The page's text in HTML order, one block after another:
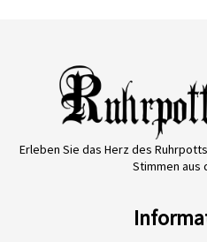
Erleben Sie das Herz des
Stimmen aus